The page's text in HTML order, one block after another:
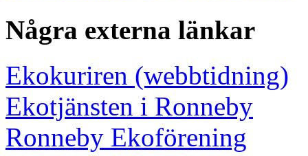
Några externa länkar
Ekokuriren (webbtidning)
Ekotjänsten i Ronneby
Ronneby Ekoförening